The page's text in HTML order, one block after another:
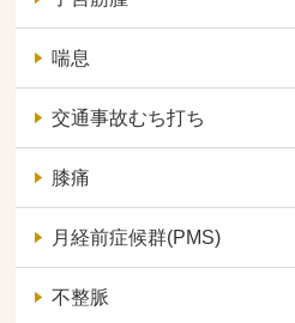
喘息
交通事故むち打ち
膝痛
月経前症候群(PMS)
不整脈